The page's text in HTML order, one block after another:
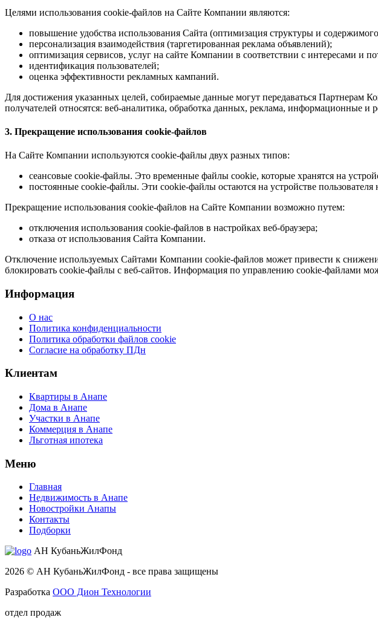
Целями использования cookie-файлов на Сайте Компании являются:
повышение удобства использования Сайта (оптимизация структуры и
персонализация взаимодействия (таргетированная реклама объявлений);
оптимизация сервисов, услуг на сайте Компании в соответствии с интересами и
идентификация пользователей;
оценка эффективности рекламных кампаний.
Для достижения указанных целей, собираемые данные могут передаваться Партнерам
получателей относятся: веб-аналитика, обработка данных, реклама, информационные и
3. Прекращение использования cookie-файлов
На Сайте Компании используются cookie-файлы двух разных типов:
сеансовые cookie-файлы. Это временные файлы cookie, которые хранятся на
постоянные cookie-файлы. Эти cookie-файлы остаются на устройстве
Прекращение использования cookie-файлов на Сайте Компании возможно путем:
отключения использования cookie-файлов в настройках веб-браузера;
отказа от использования Сайта Компании.
Отключение используемых Сайтами Компании cookie-файлов может привести к
блокировать cookie-файлы c веб-сайтов. Информация по управлению cookie-файлами
Информация
О нас
Политика конфиденциальности
Политика обработки файлов cookie
Согласие на обработку ПДн
Клиентам
Квартиры в Анапе
Дома в Анапе
Участки в Анапе
Коммерция в Анапе
Льготная ипотека
Меню
Главная
Недвижимость в Анапе
Новостройки Анапы
Контакты
Подборки
АН КубаньЖилФонд
2026 © АН КубаньЖилФонд - все права защищены
Разработка ООО Дион Технологии
отдел продаж